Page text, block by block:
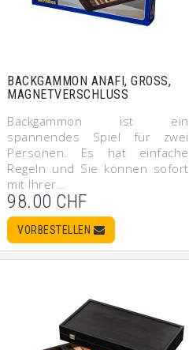
BACKGAMMON ANAFI, GROSS,
MAGNETVERSCHLUSS
Backgammon ist ein
spannendes Spiel für zwei
Personen. Es hat einfache
Regeln und Sie können sofort
mit Ihrer…
98.00 CHF
VORBESTELLEN